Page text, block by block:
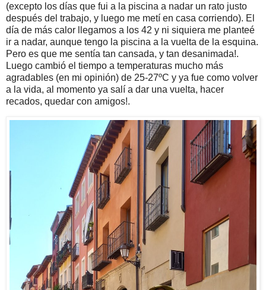
(excepto los días que fui a la piscina a nadar un rato justo
después del trabajo, y luego me metí en casa corriendo). El
día de más calor llegamos a los 42 y ni siquiera me planteé
ir a nadar, aunque tengo la piscina a la vuelta de la esquina.
Pero es que me sentía tan cansada, y tan desanimada!.
Luego cambió el tiempo a temperaturas mucho más
agradables (en mi opinión) de 25-27ºC y ya fue como volver
a la vida, al momento ya salí a dar una vuelta, hacer
recados, quedar con amigos!.